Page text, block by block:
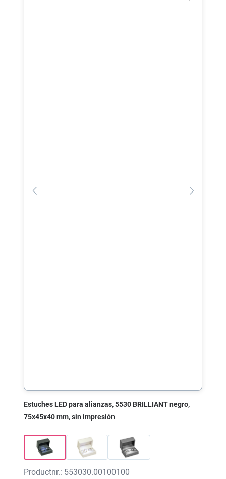
Estuches LED para alianzas, 5530 BRILLIANT negro,
75x45x40 mm, sin impresión
Productnr.: 553030.00100100